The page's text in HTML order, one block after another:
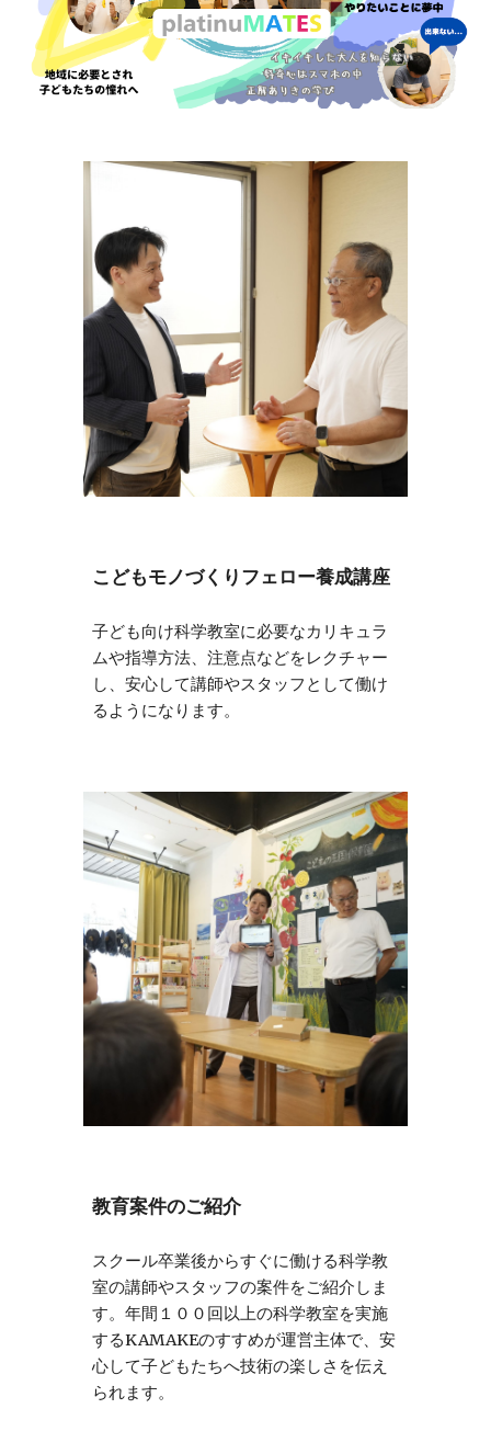
こどもモノづくりフェロー養成講座
子ども向け科学教室に必要なカリキュラ
ムや指導方法、注意点などをレクチャー
し、安心して講師やスタッフとして働け
るようになります。
教育案件のご紹介
スクール卒業後からすぐに働ける科学教
室の講師やスタッフの案件をご紹介しま
す。年間１００回以上の科学教室を実施
するKAMAKEのすすめが運営主体で、安
心して子どもたちへ技術の楽しさを伝え
られます。